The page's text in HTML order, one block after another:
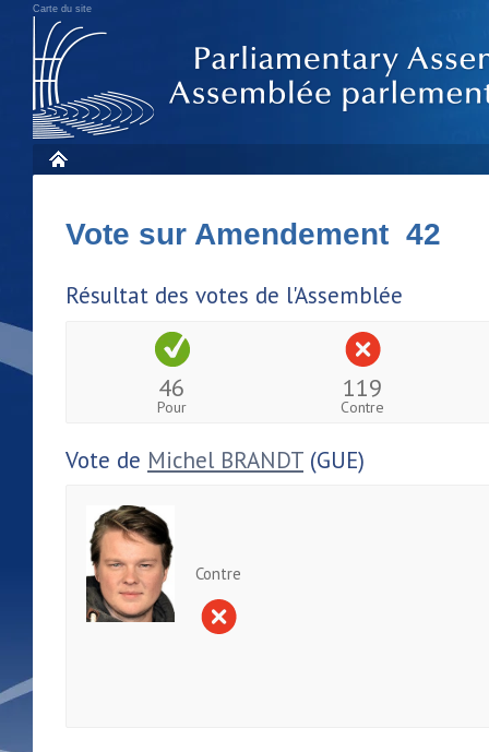
Carte du site
Vote sur Amendement 42
Résultat des votes de l'Assemblée
46
Pour
119
Contre
Vote de Michel BRANDT (GUE)
Contre